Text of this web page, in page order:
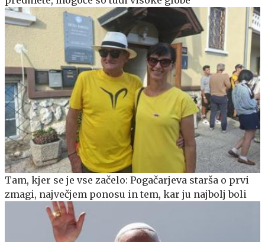
Tam, kjer se je vse začelo: Pogačarjeva starša o prvi
zmagi, največjem ponosu in tem, kar ju najbolj boli